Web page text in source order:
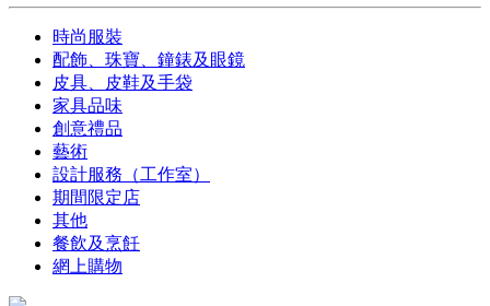
時尚服裝
配飾、珠寶、鐘錶及眼鏡
皮具、皮鞋及手袋
家具品味
創意禮品
藝術
設計服務（工作室）
期間限定店
其他
餐飲及烹飪
網上購物